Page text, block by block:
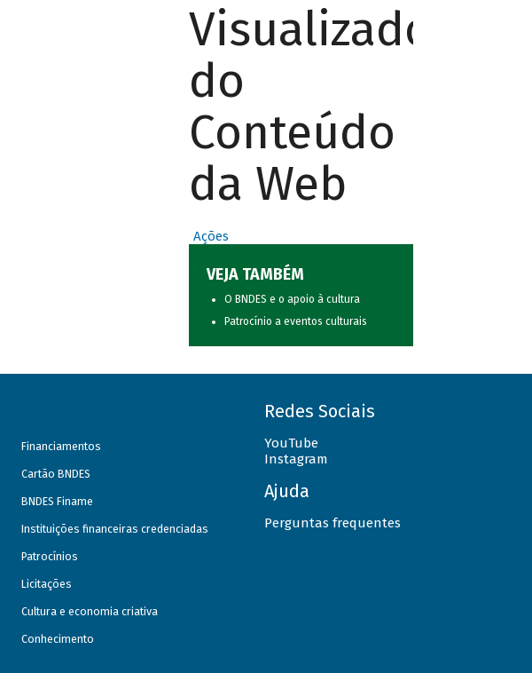
Visualizador
do
Conteúdo
da Web
Ações
VEJA TAMBÉM
O BNDES e o apoio à cultura
Patrocínio a eventos culturais
Financiamentos
Cartão BNDES
BNDES Finame
Instituições financeiras credenciadas
Patrocínios
Licitações
Cultura e economia criativa
Conhecimento
Redes Sociais
YouTube
Instagram
Ajuda
Perguntas frequentes